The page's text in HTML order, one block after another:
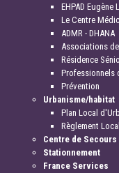
EHPAD Eugène
Le Centre
ADMR - DHANA
Associations
Résidence
Professionnels
Prévention
Urbanisme/habitat
Plan Local
Règlement
Centre de Secours
Stationnement
France Services